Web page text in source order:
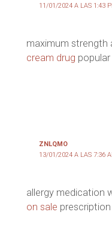
11/01/2024 A LAS 1:43
maximum strength
cream drug
ZNLQMO
13/01/2024 A LAS 7:36
allergy medication
on sale